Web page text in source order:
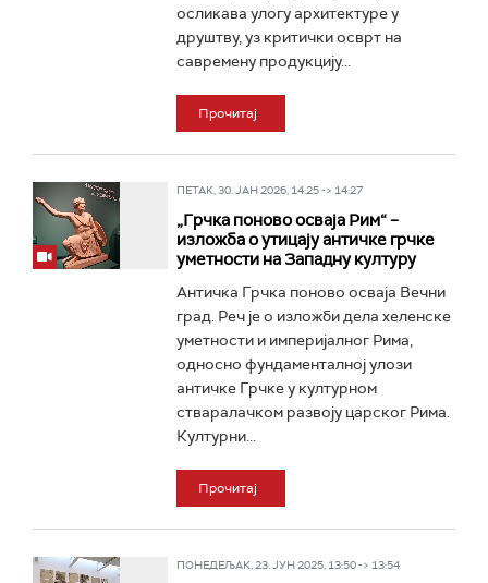
осликава улогу архитектуре у
друштву, уз критички осврт на
савремену продукцију...
Прочитај
ПЕТАК, 30. ЈАН 2026, 14:25 -> 14:27
„Грчка поново осваја Рим“ –
изложба о утицају античке грчке
уметности на Западну културу
Античка Грчка поново осваја Вечни
град. Реч је о изложби дела хеленске
уметности и империјалног Рима,
односно фундаменталној улози
античке Грчке у културном
стваралачком развоју царског Рима.
Културни...
Прочитај
ПОНЕДЕЉАК, 23. ЈУН 2025, 13:50 -> 13:54